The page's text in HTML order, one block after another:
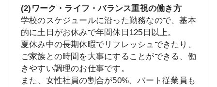
(2)ワーク・ライフ・バランス重視の働き方
学校のスケジュールに沿った勤務なので、基本
的に土日がお休みで年間休日125日以上。
夏休み中の長期休暇でリフレッシュできたり、
ご家族との時間を大事にすることができる、働
きやすい調理のお仕事です。
また、女性社員の割合が50%、パート従業員も